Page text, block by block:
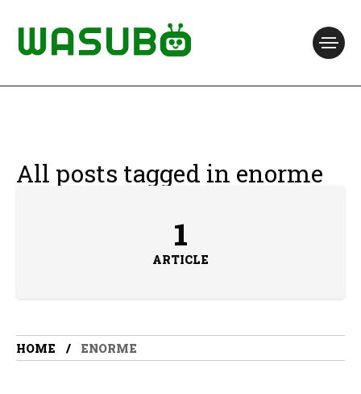
All posts tagged in enorme
1
ARTICLE
HOME ENORME